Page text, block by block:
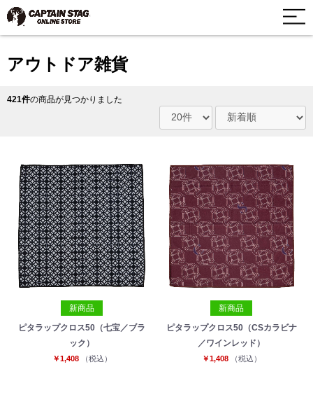
アウトドア雑貨
421件の商品が見つかりました
新商品
ピタラップクロス50（七宝／ブラ
ック）
￥1,408 （税込）
新商品
ピタラップクロス50（CSカラビナ
／ワインレッド）
￥1,408 （税込）